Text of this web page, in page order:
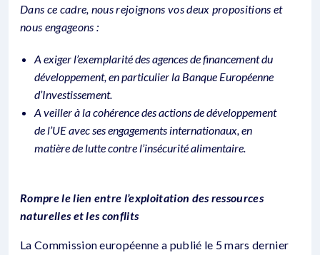
Dans ce cadre, nous rejoignons vos deux propositions et
nous engageons :
A exiger l’exemplarité des agences de financement du
développement, en particulier la Banque Européenne
d’Investissement.
A veiller à la cohérence des actions de développement
de l’UE avec ses engagements internationaux, en
matière de lutte contre l’insécurité alimentaire.
Rompre le lien entre l’exploitation des ressources
naturelles et les conflits
La Commission européenne a publié le 5 mars dernier